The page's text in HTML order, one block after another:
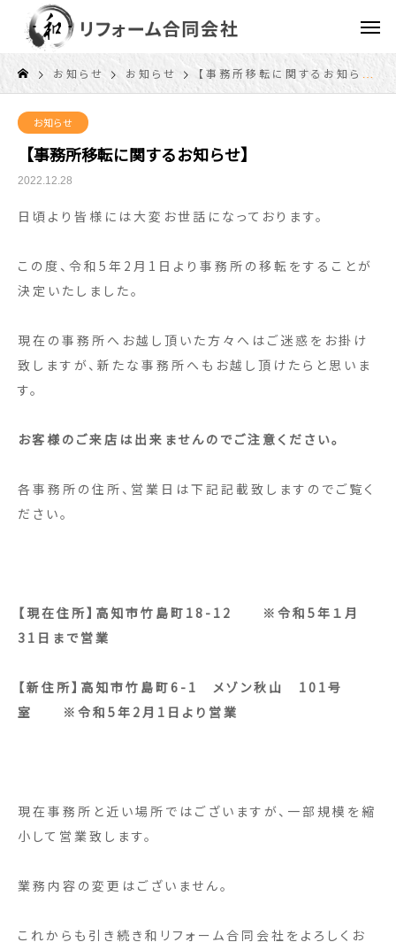
お知らせ お知らせ 【事務所移転に関するお知らせ】
お知らせ
【事務所移転に関するお知らせ】
2022.12.28
日頃より皆様には大変お世話になっております。
この度、令和5年2月1日より事務所の移転をすることが
決定いたしました。
現在の事務所へお越し頂いた方々へはご迷惑をお掛け
致しますが、新たな事務所へもお越し頂けたらと思いま
す。
お客様のご来店は出来ませんのでご注意ください。
各事務所の住所、営業日は下記記載致しますのでご覧く
ださい。
【現在住所】高知市竹島町18-12 ※令和5年１月
31日まで営業
【新住所】高知市竹島町6-1 メゾン秋山 101号
室 ※令和5年2月1日より営業
現在事務所と近い場所ではございますが、一部規模を縮
小して営業致します。
業務内容の変更はございません。
これからも引き続き和リフォーム合同会社をよろしくお